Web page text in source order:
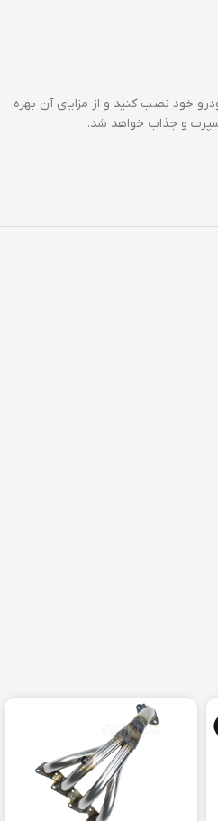
خود نصب کنید و از مزایای آن بهره
و جذاب خواهد شد.